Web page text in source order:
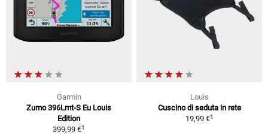
Garmin
Zumo 396Lmt-S Eu Louis
Edition
399,99 €1
Louis
Cuscino di seduta in rete
19,99 €1